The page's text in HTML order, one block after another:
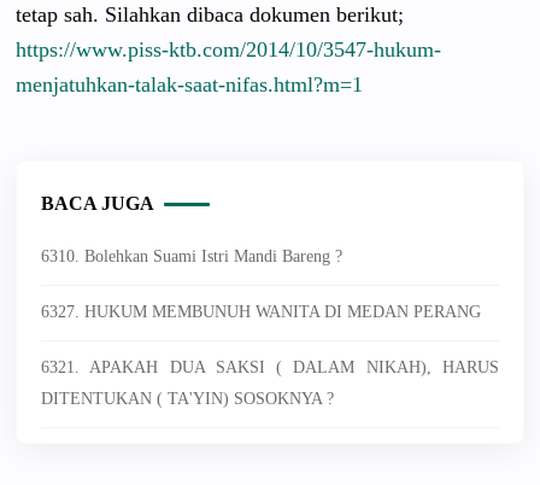
tetap sah. Silahkan dibaca dokumen berikut;
https://www.piss-ktb.com/2014/10/3547-hukum-
menjatuhkan-talak-saat-nifas.html?m=1
BACA JUGA
6310. Bolehkan Suami Istri Mandi Bareng ?
6327. HUKUM MEMBUNUH WANITA DI MEDAN PERANG
6321. APAKAH DUA SAKSI ( DALAM NIKAH), HARUS
DITENTUKAN ( TA'YIN) SOSOKNYA ?